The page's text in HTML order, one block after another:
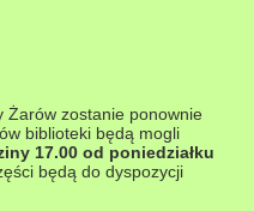
Żarów zostanie ponownie
biblioteki będą mogli
17.00 od poniedziałku
będą do dyspozycji